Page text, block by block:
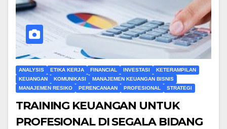
ANALYSIS ETIKA KERJA FINANCIAL INVESTASI
KETERAMPILAN
KEUANGAN
KOMUNIKASI
MANAJEMEN KEUANGAN BISNIS
MANAJEMEN RESIKO
PERENCANAAN PROFESIONAL STRATEGI
TRAINING KEUANGAN UNTUK
PROFESIONAL DI SEGALA BIDANG